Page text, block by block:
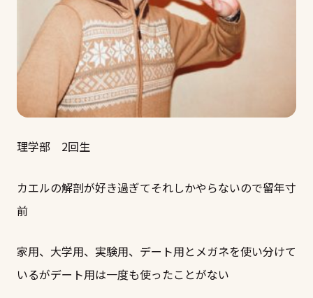
理学部 2回生
カエルの解剖が好き過ぎてそれしかやらないので留年寸
前
家用、大学用、実験用、デート用とメガネを使い分けて
いるがデート用は一度も使ったことがない